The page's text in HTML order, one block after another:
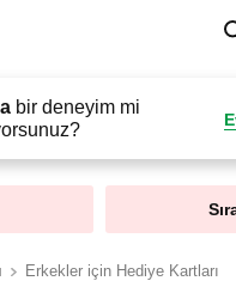
bir deneyim mi
Erkekler için Hediye Kartları